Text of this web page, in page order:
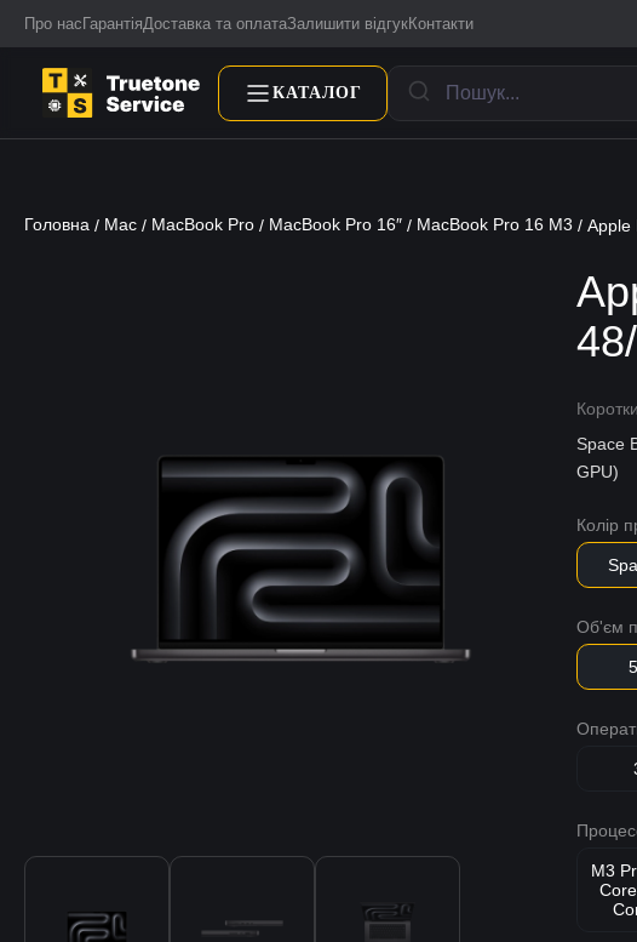
Про нас ГарантіяДоставка та оплатаЗалишити відгукКонтакти
КАТАЛОГ
Головна / Mac / MacBook Pro / MacBook Pro 16″ / MacBook Pro 16 M3 / Apple
Space
GPU)
Колір
Об'єм
M3